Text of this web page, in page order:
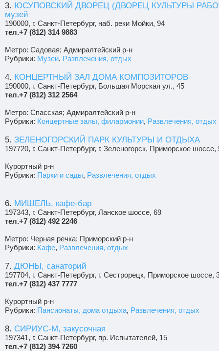
3. ЮСУПОВСКИЙ ДВОРЕЦ (ДВОРЕЦ КУЛЬТУРЫ
музей
190000, г. Санкт-Петербург, наб. реки Мойки, 94
тел.+7 (812) 314 9883
Метро: Садовая; Адмиралтейский р-н
Рубрики: Музеи, Развлечения, отдых
4. КОНЦЕРТНЫЙ ЗАЛ ДОМА КОМПОЗИТОРОВ
190000, г. Санкт-Петербург, Большая Морская ул., 45
тел.+7 (812) 312 2564
Метро: Спасская; Адмиралтейский р-н
Рубрики: Концертные залы, филармонии, Развлечения, отдых
5. ЗЕЛЕНОГОРСКИЙ ПАРК КУЛЬТУРЫ И ОТДЫХА
197720, г. Санкт-Петербург, г. Зеленогорск, Приморское шоссе,
Курортный р-н
Рубрики: Парки и сады, Развлечения, отдых
6. МИШЕЛЬ, кафе-бар
197343, г. Санкт-Петербург, Ланское шоссе, 69
тел.+7 (812) 492 2246
Метро: Черная речка; Приморский р-н
Рубрики: Кафе, Развлечения, отдых
7. ДЮНЫ, санаторий
197704, г. Санкт-Петербург, г. Сестрорецк, Приморское шоссе,
тел.+7 (812) 437 7777
Курортный р-н
Рубрики: Пансионаты, дома отдыха, Развлечения, отдых
8. СИРИУС-М, закусочная
197341, г. Санкт-Петербург, пр. Испытателей, 15
тел.+7 (812) 394 7260